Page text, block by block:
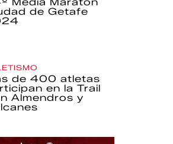
Media Maratón
de Getafe
de 400 atletas
en la Trail
Almendros y